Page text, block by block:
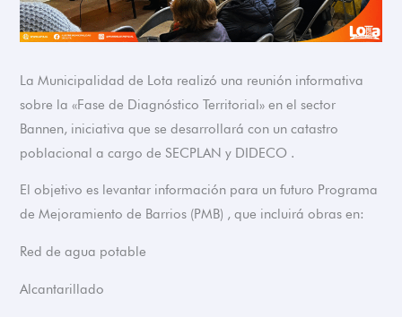
La Municipalidad de Lota realizó una reunión informativa
sobre la «Fase de Diagnóstico Territorial» en el sector
Bannen, iniciativa que se desarrollará con un catastro
poblacional a cargo de SECPLAN y DIDECO .
El objetivo es levantar información para un futuro Programa
de Mejoramiento de Barrios (PMB) , que incluirá obras en:
Red de agua potable
Alcantarillado